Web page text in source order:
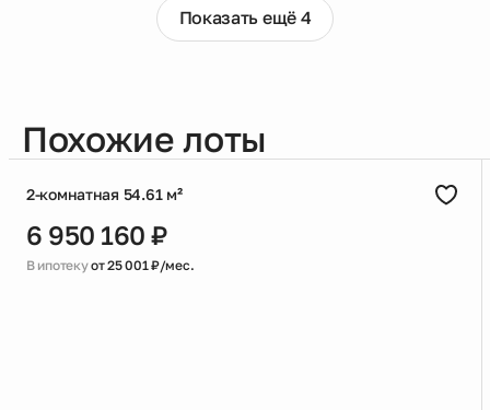
до 30 лет
срок кредита
сумма кредита
Показать ещё 4
Похожие лоты
2-комнатная 54.61 м²
6 950 160 ₽
В ипотекуот 25 001 ₽/мес.